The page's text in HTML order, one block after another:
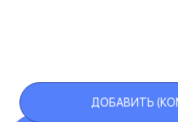
ДОБАВИТЬ